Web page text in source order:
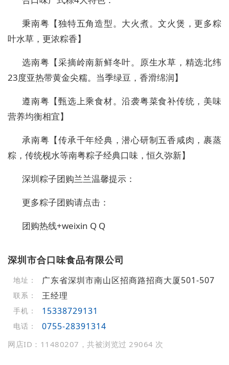
秉南粤【独特五角造型。大火煮。文火煲，更多粽
叶水草，更浓粽香】
选南粤【采摘岭南新鲜冬叶。原生水草，精选北纬
23度亚热带黄金尖糯。当季绿豆，香滑绵润】
遵南粤【甄选上乘食材。沿袭粤菜食补传统，美味
营养均衡相宜】
承南粤【传承千年经典，潜心研制五香咸肉，裹蒸
粽，传统枧水等南粤粽子经典口味，恒久弥新】
深圳粽子团购兰兰温馨提示：
更多粽子团购请点击：
团购热线+weixin Q Q
深圳市合口味食品有限公司
地址： 广东省深圳市南山区招商路招商大厦501-507
联系： 王经理
手机： 15338729131
电话： 0755-28391314
网店ID：11480207，共被浏览过 29064 次